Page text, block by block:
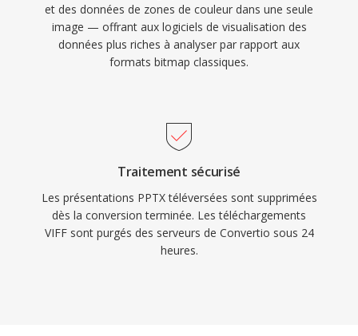
et des données de zones de couleur dans une seule
image — offrant aux logiciels de visualisation des
données plus riches à analyser par rapport aux
formats bitmap classiques.
Traitement sécurisé
Les présentations PPTX téléversées sont supprimées
dès la conversion terminée. Les téléchargements
VIFF sont purgés des serveurs de Convertio sous 24
heures.